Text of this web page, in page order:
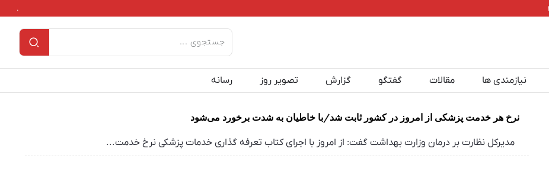
.
نیازمندی ها مقالات گفتگو گزارش تصویر روز رسانه
نرخ هر خدمت پزشکی از امروز در کشور ثابت شد/با خاطیان به شدت برخورد می‌شود
مدیرکل نظارت بر درمان وزارت بهداشت گفت: از امروز با اجرای کتاب تعرفه گذاری خدمات پزشکی نرخ خدمت...